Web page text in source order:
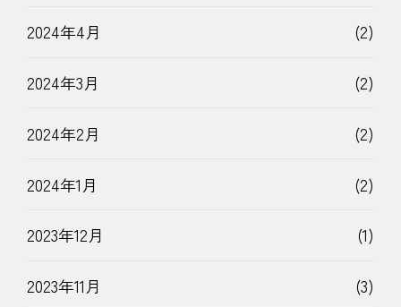
2024年4月 (2)
2024年3月 (2)
2024年2月 (2)
2024年1月 (2)
2023年12月 (1)
2023年11月 (3)